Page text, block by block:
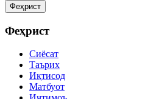
Феҳрист
Феҳрист
Сиёсат
Таърих
Иқтисод
Матбуот